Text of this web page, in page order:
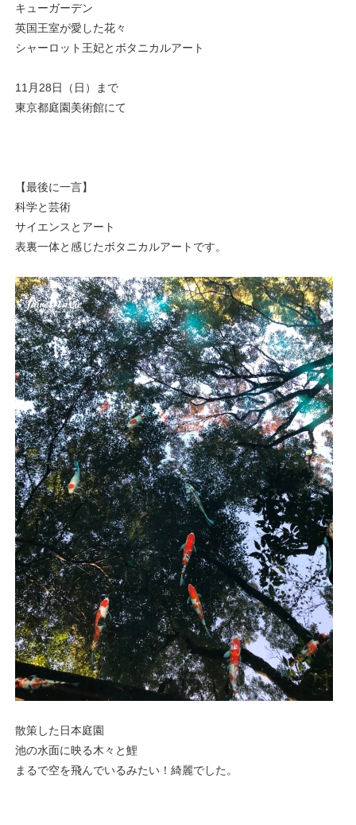
キューガーデン
英国王室が愛した花々
シャーロット王妃とボタニカルアート
11月28日（日）まで
東京都庭園美術館にて
【最後に一言】
科学と芸術
サイエンスとアート
表裏一体と感じたボタニカルアートです。
散策した日本庭園
池の水面に映る木々と鯉
まるで空を飛んでいるみたい！綺麗でした。